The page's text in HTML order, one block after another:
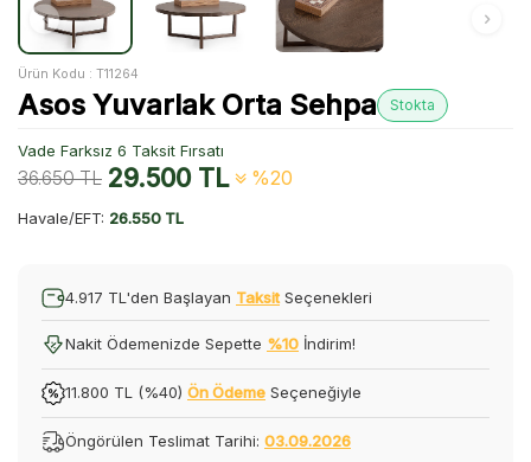
Ürün Kodu : T11264
Asos Yuvarlak Orta Sehpa Stokta
Vade Farksız 6 Taksit Fırsatı
36.650TL 29.500TL %20
Havale/EFT: 26.550 TL
4.917 TL'den Başlayan Taksit Seçenekleri
Nakit Ödemenizde Sepette %10 İndirim!
11.800 TL (%40) Ön Ödeme Seçeneğiyle
Öngörülen Teslimat Tarihi: 03.09.2026